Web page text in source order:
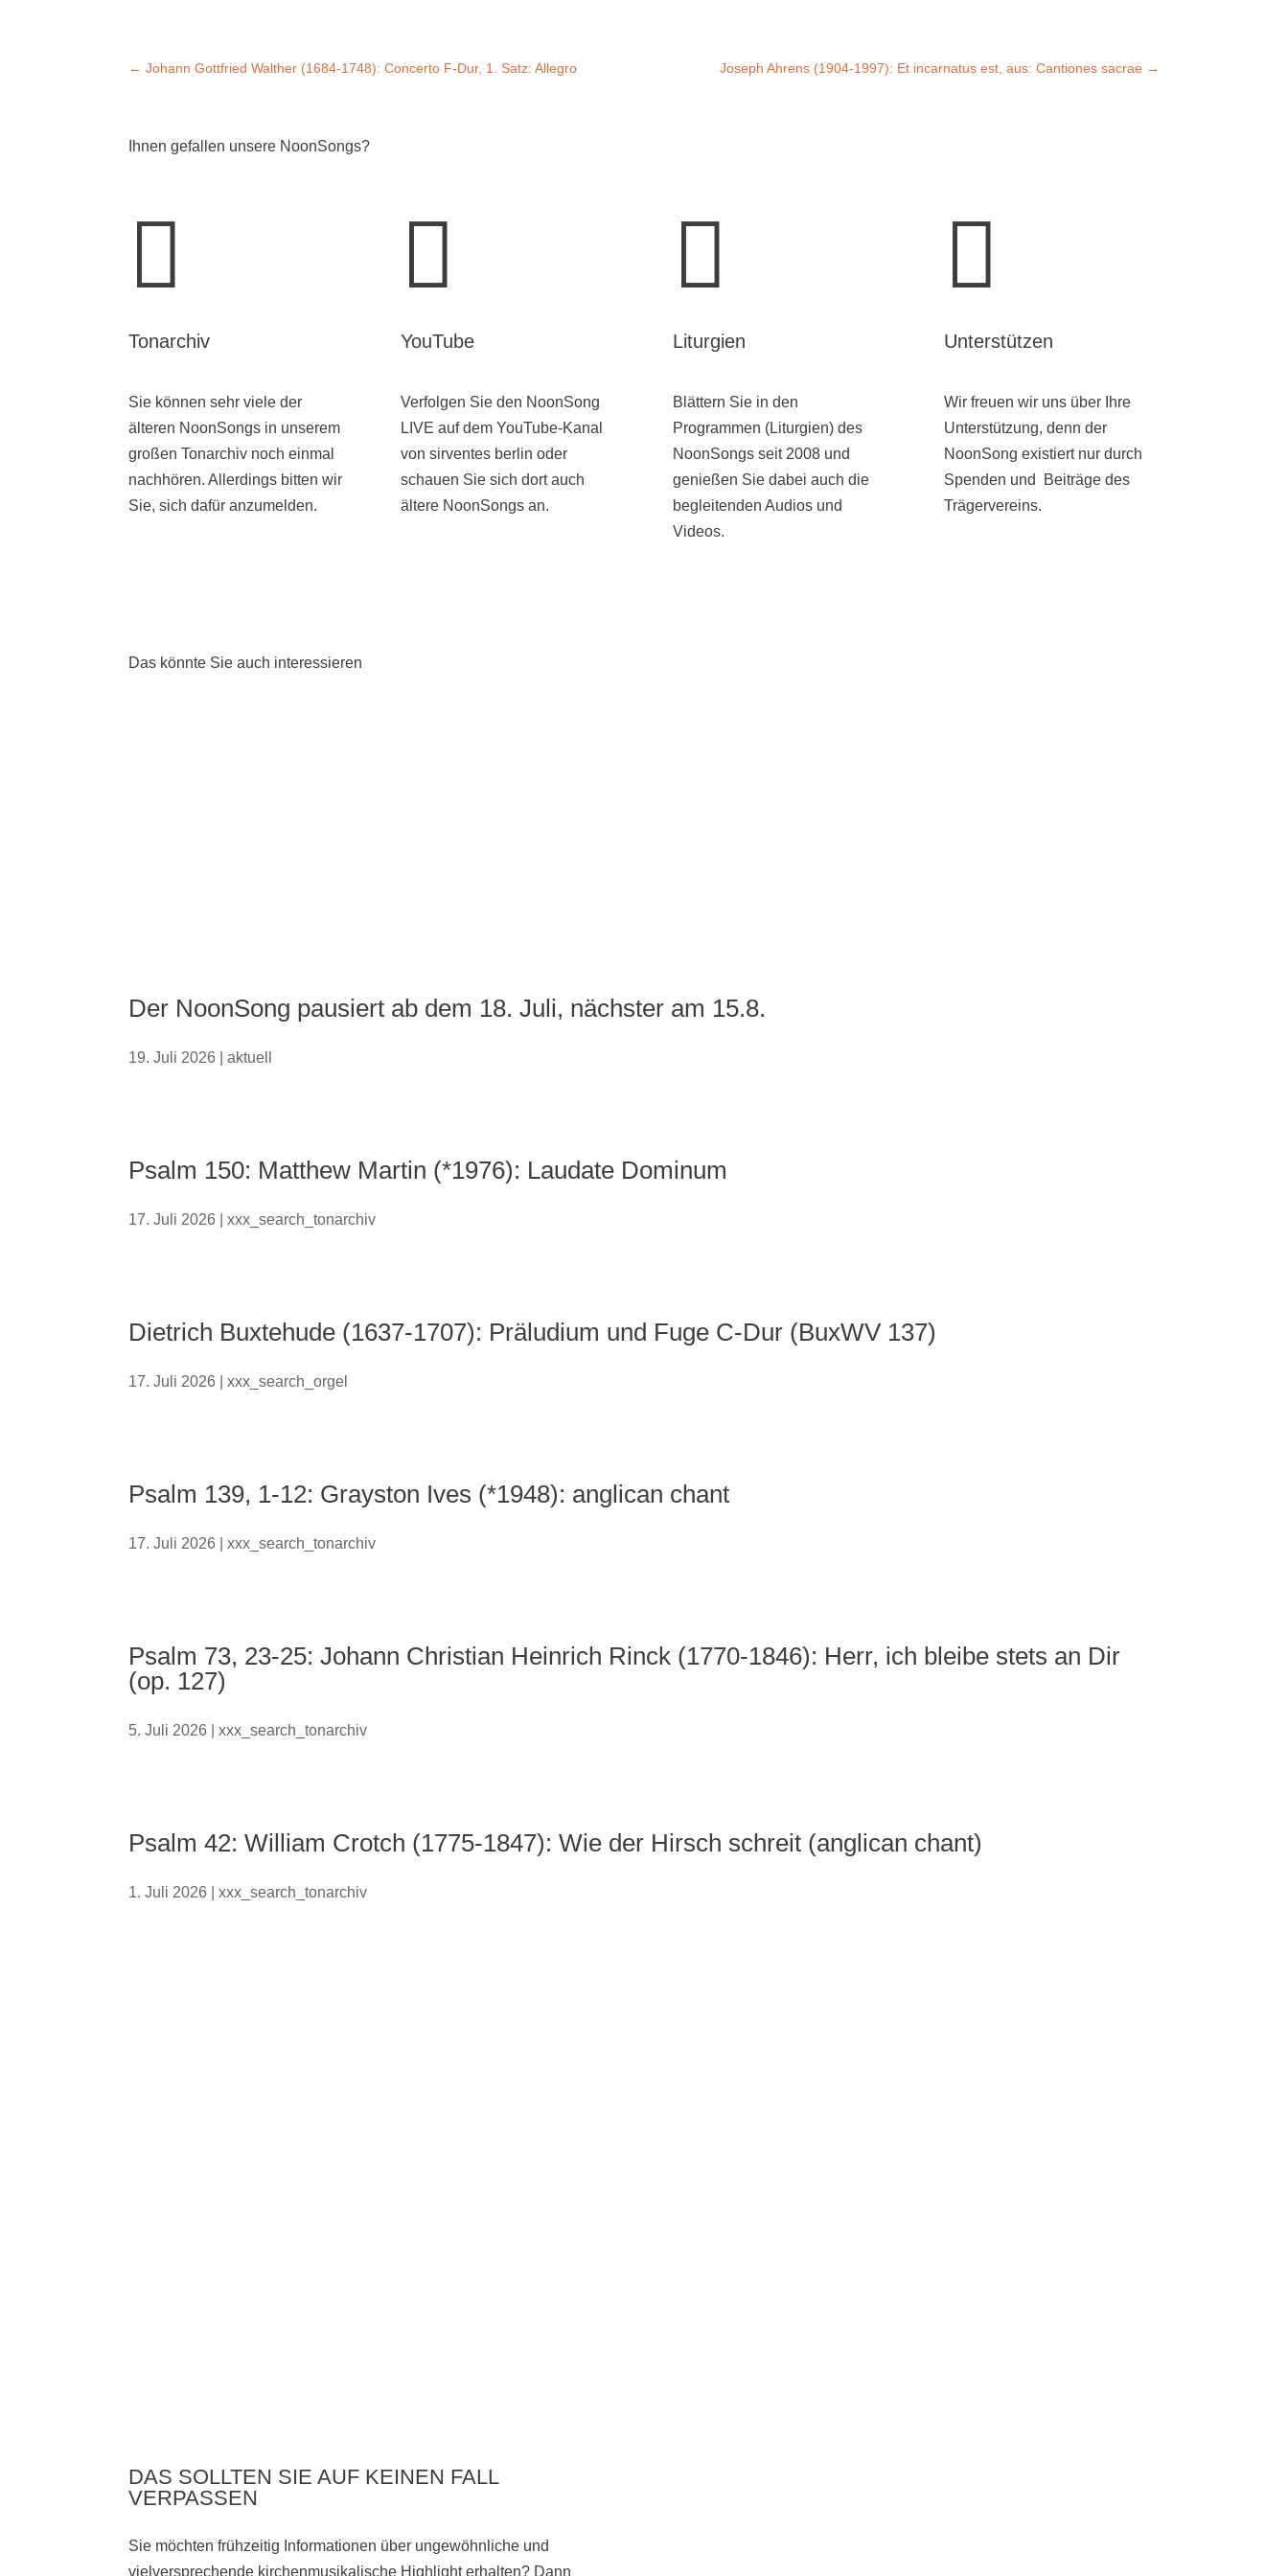
←Johann Gottfried Walther (1684-1748): Concerto F-Dur, 1. Satz: Allegro Joseph Ahrens (1904-1997): Et incarnatus est, aus: Cantiones sacrae→
Ihnen gefallen unsere NoonSongs?

Tonarchiv
Sie können sehr viele der
älteren NoonSongs in unserem
großen Tonarchiv noch einmal
nachhören. Allerdings bitten wir
Sie, sich dafür anzumelden.

YouTube
Verfolgen Sie den NoonSong
LIVE auf dem YouTube-Kanal
von sirventes berlin oder
schauen Sie sich dort auch
ältere NoonSongs an.

Liturgien
Blättern Sie in den
Programmen (Liturgien) des
NoonSongs seit 2008 und
genießen Sie dabei auch die
begleitenden Audios und
Videos.

Unterstützen
Wir freuen wir uns über Ihre
Unterstützung, denn der
NoonSong existiert nur durch
Spenden und Beiträge des
Trägervereins.
Das könnte Sie auch interessieren
Der NoonSong pausiert ab dem 18. Juli, nächster am 15.8.
19. Juli 2026 |aktuell
Psalm 150: Matthew Martin (*1976): Laudate Dominum
17. Juli 2026 |xxx_search_tonarchiv
Dietrich Buxtehude (1637-1707): Präludium und Fuge C-Dur (BuxWV 137)
17. Juli 2026 |xxx_search_orgel
Psalm 139, 1-12: Grayston Ives (*1948): anglican chant
17. Juli 2026 |xxx_search_tonarchiv
Psalm 73, 23-25: Johann Christian Heinrich Rinck (1770-1846): Herr, ich bleibe stets an Dir
(op. 127)
5. Juli 2026 |xxx_search_tonarchiv
Psalm 42: William Crotch (1775-1847): Wie der Hirsch schreit (anglican chant)
1. Juli 2026 |xxx_search_tonarchiv
DAS SOLLTEN SIE AUF KEINEN FALL
VERPASSEN
Sie möchten frühzeitig Informationen über ungewöhnliche und
vielversprechende kirchenmusikalische Highlight erhalten? Dann